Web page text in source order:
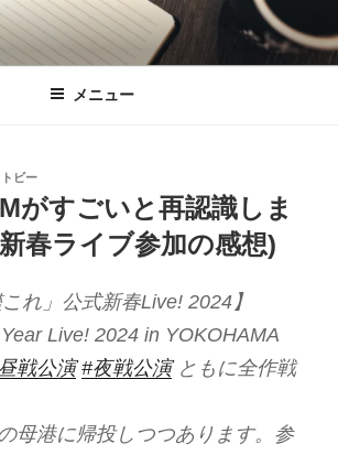
メニュー
トビー
がすごいと再認識しま
春ライブ参加の感想)
これ」公式新春Live! 2024】
Live! 2024 in YOKOHAMA
戦公演 #夜戦公演ともに全作戦
母港に帰投しつつあります。参